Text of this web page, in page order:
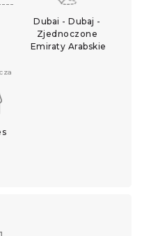
Dubai - Dubaj -
Zjednoczone
Emiraty Arabskie